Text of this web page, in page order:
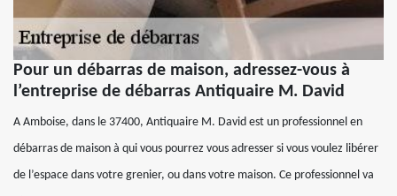
Pour un débarras de maison, adressez-vous à
l’entreprise de débarras Antiquaire M. David
A Amboise, dans le 37400, Antiquaire M. David est un professionnel en
débarras de maison à qui vous pourrez vous adresser si vous voulez libérer
de l’espace dans votre grenier, ou dans votre maison. Ce professionnel va